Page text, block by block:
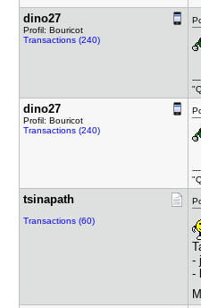
dino27
Profil: Bouricot
Transactions (240)
dino27
Profil: Bouricot
Transactions (240)
tsinapath
Transactions (60)
-
-